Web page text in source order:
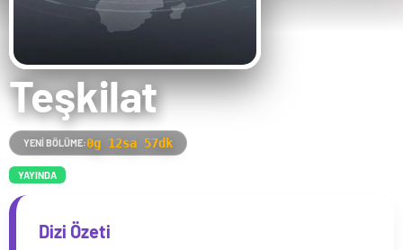
Teşkilat
YENI BÖLÜME:0g 12sa 57dk
YAYINDA
Dizi Özeti